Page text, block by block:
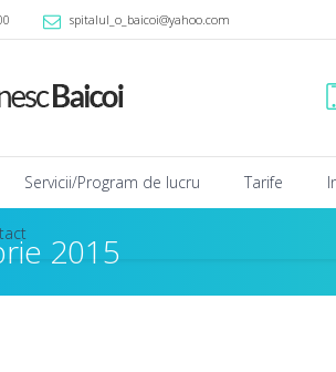
spitalul_o_baicoi@yahoo.com
Servicii/Program de lucru Tarife
2015